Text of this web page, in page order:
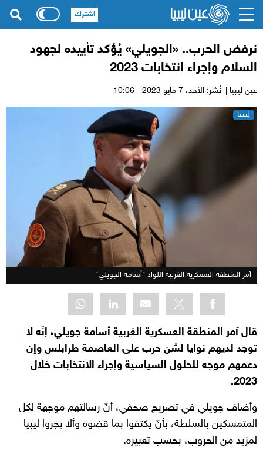
نرفض الحرب.. «الجويلي» يُؤكد تأييده لجهود
السلام وإجراء انتخابات 2023
عين ليبيا | نُشر: الأحد،
ليبيا
آمر المنطقة العسكرية الغربية اللواء "أسامة الجويلي"
قال آمر المنطقة العسكرية الغربية أسامة جويلي، إنّه لا
توجد لديهم نوايا لشن حرب على العاصمة طرابلس وإن
دعمهم موجه للحلول السياسية وإجراء الانتخابات خلال
2023.
وأضاف جويلي في تصريح صحفي، أنّ رسالتهم موجهة لكل
المتمسكين بالسلطة، بأنّ يكتفوا بما قضوه وألا يجروا ليبيا
لمزيد من الحروب، بحسب تعبيره.
اشترك